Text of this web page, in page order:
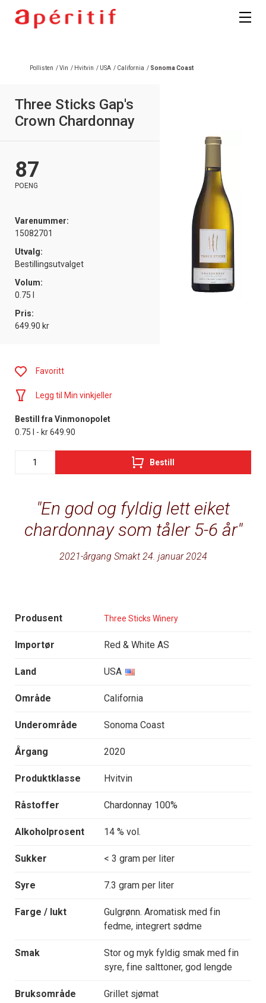
Pollisten /Vin / Hvitvin / USA / California / Sonoma Coast
Three Sticks Gap's
Crown Chardonnay
87
POENG
Varenummer:
15082701
Utvalg:
Bestillingsutvalget
Volum:
0.75 l
Pris:
649.90 kr
En god og fyldig lett eiket
chardonnay som tåler 5-6 år
2021-årgang Smakt 24. januar 2024
Produsent Three Sticks Winery
Importør Red & White AS
Land USA
Område California
Underområde Sonoma Coast
Årgang 2020
Produktklasse Hvitvin
Råstoffer Chardonnay 100%
Alkoholprosent 14 % vol.
Sukker < 3 gram per liter
Syre 7.3 gram per liter
Farge / lukt
Gulgrønn. Aromatisk med fin
fedme, integrert sødme
Smak
Stor og myk fyldig smak med fin
syre, fine salttoner, god lengde
Bruksområde Grillet sjømat
Favoritt
Legg til Min vinkjeller
Bestill fra Vinmonopolet
0.75 l - kr 649.90
Bestill